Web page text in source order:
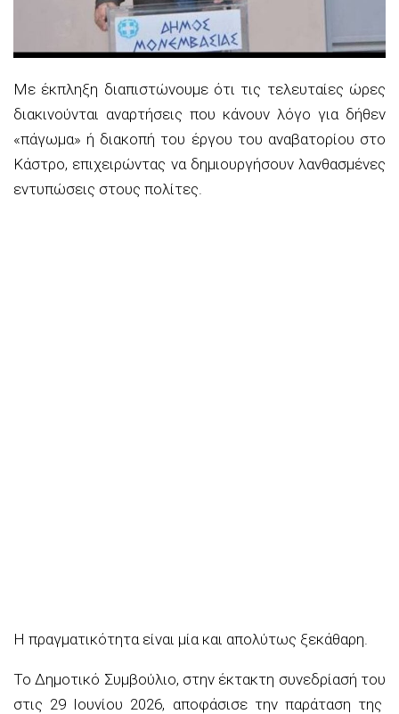
Με έκπληξη διαπιστώνουμε ότι τις τελευταίες ώρες
διακινούνται αναρτήσεις που κάνουν λόγο για δήθεν
«πάγωμα» ή διακοπή του έργου του αναβατορίου στο
Κάστρο, επιχειρώντας να δημιουργήσουν λανθασμένες
εντυπώσεις στους πολίτες.
Η πραγματικότητα είναι μία και απολύτως ξεκάθαρη.
Το Δημοτικό Συμβούλιο, στην έκτακτη συνεδρίασή του
στις 29 Ιουνίου 2026, αποφάσισε την παράταση της